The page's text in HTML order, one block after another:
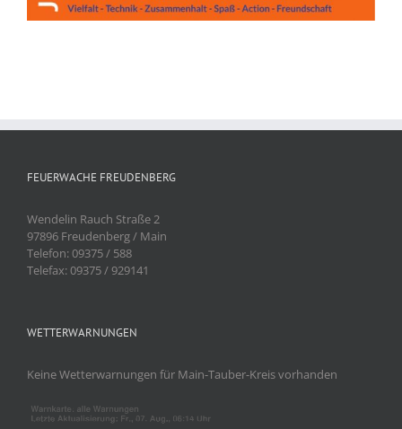
FEUERWACHE FREUDENBERG
Wendelin Rauch Straße 2
97896 Freudenberg / Main
Telefon: 09375 / 588
Telefax: 09375 / 929141
WETTERWARNUNGEN
Keine Wetterwarnungen für Main-Tauber-Kreis vorhanden